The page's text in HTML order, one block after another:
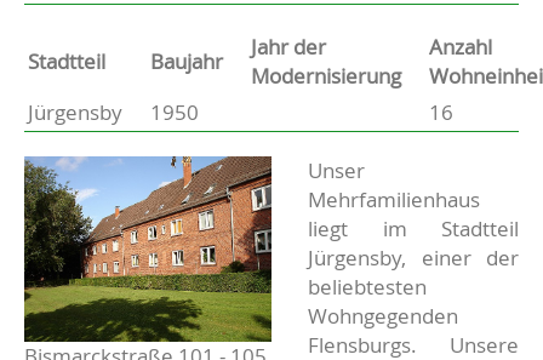
Stammdaten
Basisdaten zur Immobilie
Stadtteil Baujahr
Jahr der
Modernisierung
Anzahl
Jürgensby
1950 16
Beschreibung
Unser
Mehrfamilienhaus
liegt im Stadtteil
Jürgensby, einer der
beliebtesten
Wohngegenden
Flensburgs. Unsere